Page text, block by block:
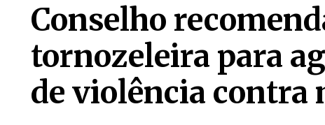
Conselho
tornozeleira para
de violência contra